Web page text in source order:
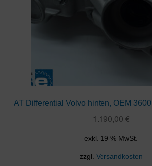
AT Differential Volvo hinten, OEM
1.190,00 €
exkl. 19 % MwSt.
zzgl. Versandkosten